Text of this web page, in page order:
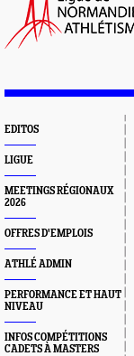
EDITOS
LIGUE
MEETINGS RÉGIONAUX
2026
OFFRES D'EMPLOIS
ATHLÉ ADMIN
PERFORMANCE ET HAUT
NIVEAU
INFOS COMPÉTITIONS
CADETS À MASTERS